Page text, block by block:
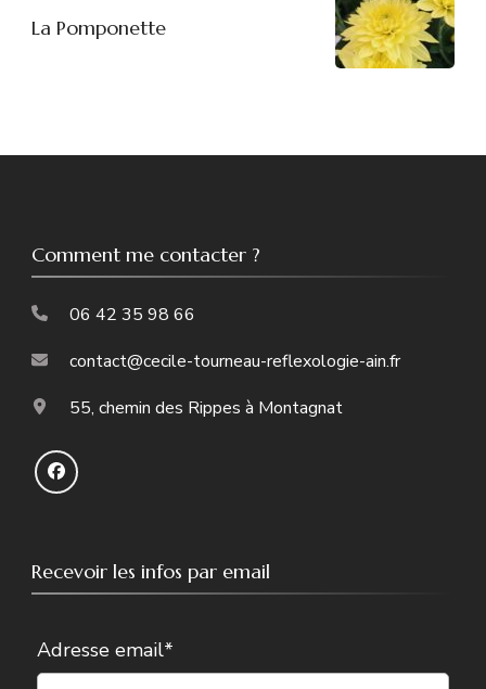
La Pomponette
Comment me contacter ?
06 42 35 98 66
contact@cecile-tourneau-reflexologie-ain.fr
55, chemin des Rippes à Montagnat
Recevoir les infos par email
Adresse email*